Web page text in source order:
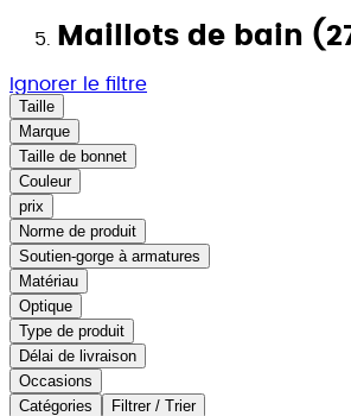
Maillots de bain
Ignorer le filtre
Taille
Marque
Taille de bonnet
Couleur
prix
Norme de produit
Soutien-gorge à armatures
Matériau
Optique
Type de produit
Délai de livraison
Occasions
Catégories
Filtrer / Trier